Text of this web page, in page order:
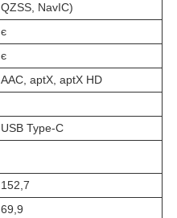
QZSS, NavIC)
є
є
AAC, aptX, aptX HD
USB Type-C
152,7
69,9